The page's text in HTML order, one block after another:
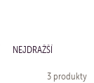
NEJDRAŽŠÍ
3 produkty